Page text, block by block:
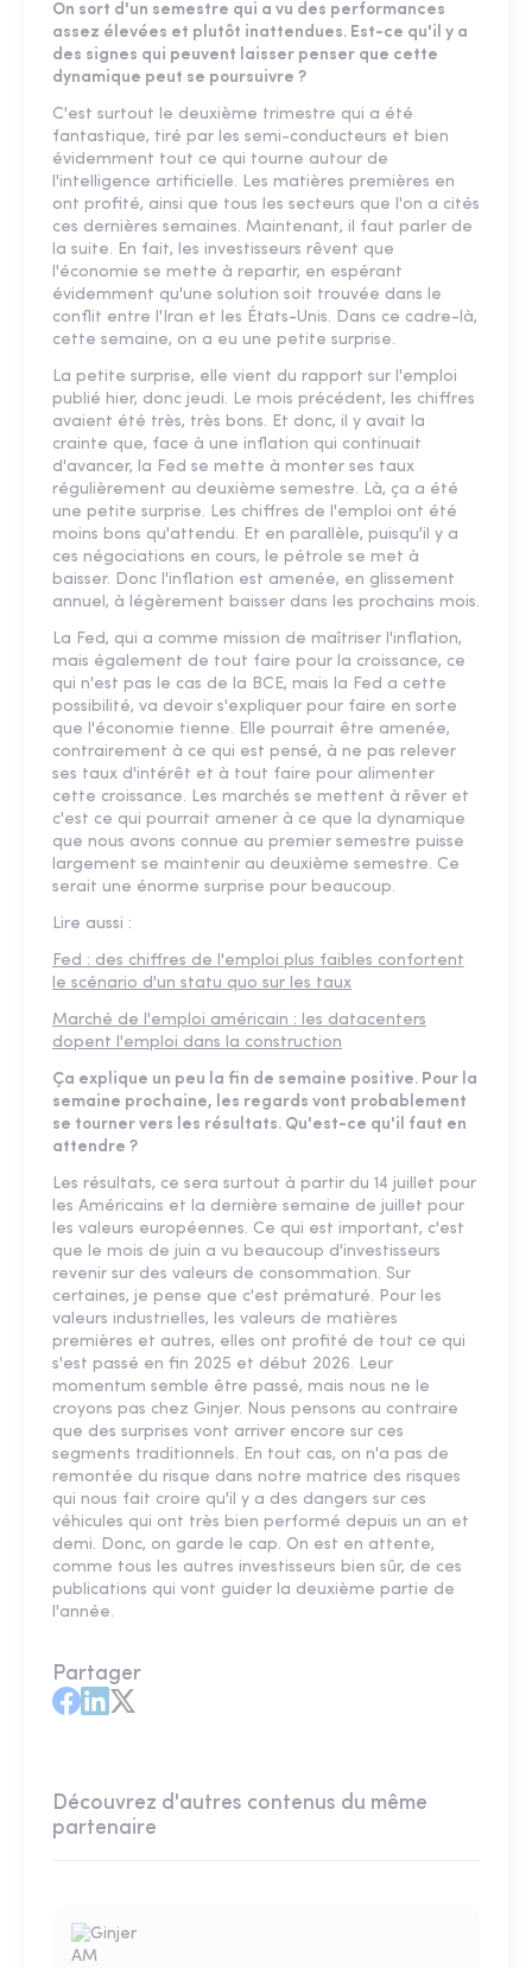
On sort d'un semestre qui a vu des performances
assez élevées et plutôt inattendues. Est-ce qu'il y a
des signes qui peuvent laisser penser que cette
dynamique peut se poursuivre ?
C'est surtout le deuxième trimestre qui a été
fantastique, tiré par les semi-conducteurs et bien
évidemment tout ce qui tourne autour de
l'intelligence artificielle. Les matières premières en
ont profité, ainsi que tous les secteurs que l'on a cités
ces dernières semaines. Maintenant, il faut parler de
la suite. En fait, les investisseurs rêvent que
l'économie se mette à repartir, en espérant
évidemment qu'une solution soit trouvée dans le
conflit entre l'Iran et les États-Unis. Dans ce cadre-là,
cette semaine, on a eu une petite surprise.
La petite surprise, elle vient du rapport sur l'emploi
publié hier, donc jeudi. Le mois précédent, les chiffres
avaient été très, très bons. Et donc, il y avait la
crainte que, face à une inflation qui continuait
d'avancer, la Fed se mette à monter ses taux
régulièrement au deuxième semestre. Là, ça a été
une petite surprise. Les chiffres de l'emploi ont été
moins bons qu'attendu. Et en parallèle, puisqu'il y a
ces négociations en cours, le pétrole se met à
baisser. Donc l'inflation est amenée, en glissement
annuel, à légèrement baisser dans les prochains mois.
La Fed, qui a comme mission de maîtriser l'inflation,
mais également de tout faire pour la croissance, ce
qui n'est pas le cas de la BCE, mais la Fed a cette
possibilité, va devoir s'expliquer pour faire en sorte
que l'économie tienne. Elle pourrait être amenée,
contrairement à ce qui est pensé, à ne pas relever
ses taux d'intérêt et à tout faire pour alimenter
cette croissance. Les marchés se mettent à rêver et
c'est ce qui pourrait amener à ce que la dynamique
que nous avons connue au premier semestre puisse
largement se maintenir au deuxième semestre. Ce
serait une énorme surprise pour beaucoup.
Lire aussi :
Fed : des chiffres de l'emploi plus faibles confortent
le scénario d'un statu quo sur les taux
Marché de l'emploi américain : les datacenters
dopent l'emploi dans la construction
Ça explique un peu la fin de semaine positive. Pour la
semaine prochaine, les regards vont probablement
se tourner vers les résultats. Qu'est-ce qu'il faut en
attendre ?
Les résultats, ce sera surtout à partir du 14 juillet pour
les Américains et la dernière semaine de juillet pour
les valeurs européennes. Ce qui est important, c'est
que le mois de juin a vu beaucoup d'investisseurs
revenir sur des valeurs de consommation. Sur
certaines, je pense que c'est prématuré. Pour les
valeurs industrielles, les valeurs de matières
premières et autres, elles ont profité de tout ce qui
s'est passé en fin 2025 et début 2026. Leur
momentum semble être passé, mais nous ne le
croyons pas chez Ginjer. Nous pensons au contraire
que des surprises vont arriver encore sur ces
segments traditionnels. En tout cas, on n'a pas de
remontée du risque dans notre matrice des risques
qui nous fait croire qu'il y a des dangers sur ces
véhicules qui ont très bien performé depuis un an et
demi. Donc, on garde le cap. On est en attente,
comme tous les autres investisseurs bien sûr, de ces
publications qui vont guider la deuxième partie de
l'année.
Partager
Découvrez d'autres contenus du même
partenaire